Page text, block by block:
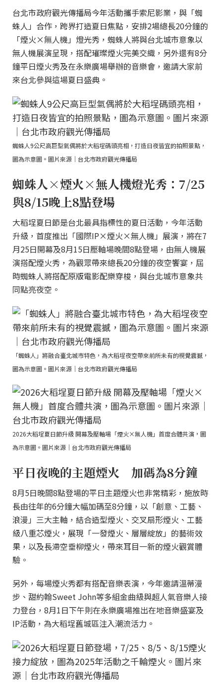
台北市政府觀光傳播局今年活動攜手索尼影業，與「蜘
蛛人」合作，跨界打造夏日焦點，安排2場總長20分鐘的
「煙火×無人機」燈光秀，蜘蛛人將與台北城市意象以
無人機展演呈現，搭配璀璨煙火完美交織，另外還有8分
鐘平日煙火秀及在永樂廣場舉辦的音樂會，邀請大家前
來台北參與這場夏日盛典。
蜘蛛人9公尺高巨型氣偶將於大稻埕碼頭亮相，打造日夜皆宜的拍照景點，
圖為示意圖。圖片來源｜台北市政府觀光傳播局
蜘蛛人×煙火×無人機燈光秀：7/25
與8/15晚上8點登場
大稻埕夏日節是台北最具指標性的夏日活動，今年活動
升級，首度推出「國際IP×煙火×無人機」展演，將在7
月25日開幕及8月15日壓軸場晚間8點登場，由無人機展
演搭配煙火秀，為觀眾帶來總長20分鐘的夜空饗宴，屆
時蜘蛛人將搭配原版電影配樂穿梭，與台北城市意象共
同點亮夜空。
「蜘蛛人」將融合臺北城市特色，為大稻埕夜空帶來前所未有的視覺震撼，
圖為示意圖。圖片來源｜台北市政府觀光傳播局
2026大稻埕夏日節升級 開幕及壓軸場「煙火×無人機」首度合體共演，圖
為示意圖。圖片來源｜台北市政府觀光傳播局
平日夜晚的主題煙火 加碼為8分鐘
8月5日晚間8點登場的平日主題煙火也非常精彩，施放時
長由往年的6分鐘大幅加碼至8分鐘，以「創意、工藝、
浪漫」三大主軸，結合造型煙火、交叉扇形煙火、工藝
級八重芯煙火，展現「一發煙火、層層綻放」的藝術效
果，以及長滯空垂柳煙火，帶來耳目一新的煙火觀賞體
驗。
另外，每場煙火秀都有搭配音樂表演，今年邀請溫蒂漫
步、甜約翰Sweet John等多組金曲級與超人氣音樂人接
力登台，8月1日下午則在永樂廣場推出在地音樂盛宴及
IP活動，為大稻埕舊城區注入潮流活力。